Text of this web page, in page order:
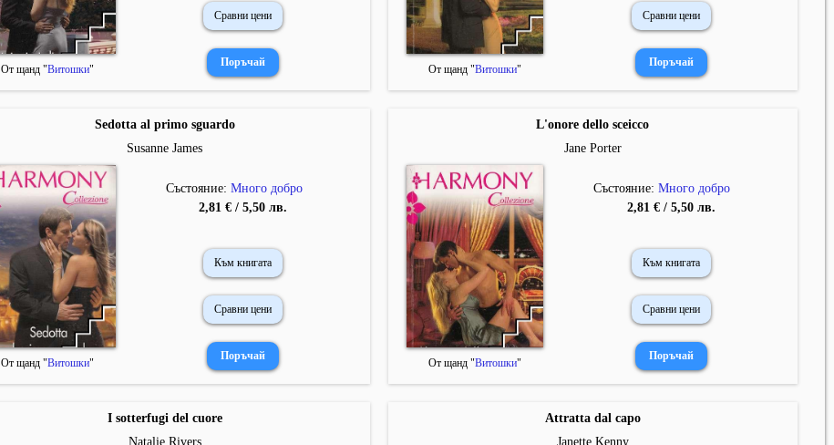
От щанд "Витошки"
Сравни цени
От щанд "Витошки"
Сравни цени
Sedotta al primo sguardo
Susanne James
От щанд "Витошки"
Състояние: Много добро
2,81 € / 5,50 лв.
Към книгата
Сравни цени
L'onore dello sceicco
Jane Porter
От щанд "Витошки"
Състояние:Много добро
2,81 € / 5,50 лв.
Към книгата
Сравни цени
I sotterfugi del cuore
Natalie Rivers
Attratta dal capo
Janette Kenny